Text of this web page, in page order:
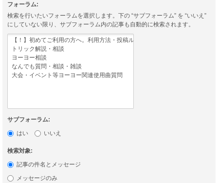
フォーラム:
検索を行いたいフォーラムを選択します。下の “サブフォーラム” を “いいえ”
にしていない限り、サブフォーラム内の記事も自動的に検索されます。
サブフォーラム:
はい
いいえ
検索対象:
記事の件名とメッセージ
メッセージのみ